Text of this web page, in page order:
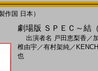
作国 日本）
劇場版 ＳＰＥＣ～結
出演者名 戸田恵梨香 ／
椎由宇／有村架純／
也